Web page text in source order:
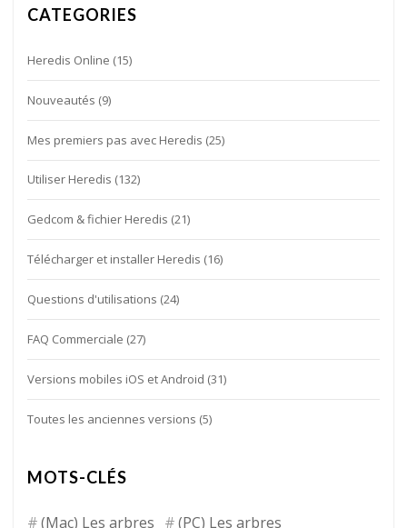
CATEGORIES
Heredis Online (15)
Nouveautés (9)
Mes premiers pas avec Heredis (25)
Utiliser Heredis (132)
Gedcom & fichier Heredis (21)
Télécharger et installer Heredis (16)
Questions d'utilisations (24)
FAQ Commerciale (27)
Versions mobiles iOS et Android (31)
Toutes les anciennes versions (5)
MOTS-CLÉS
(Mac) Les arbres (PC) Les arbres